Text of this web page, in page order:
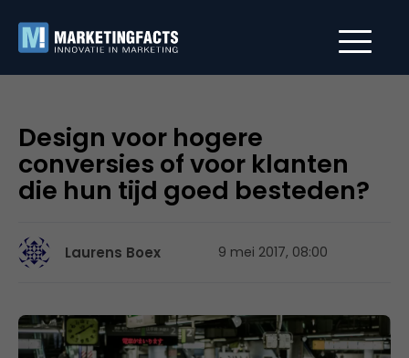
Design voor hogere
conversies of voor klanten
die hun tijd goed besteden?
Laurens Boex 9 mei 2017, 08:00